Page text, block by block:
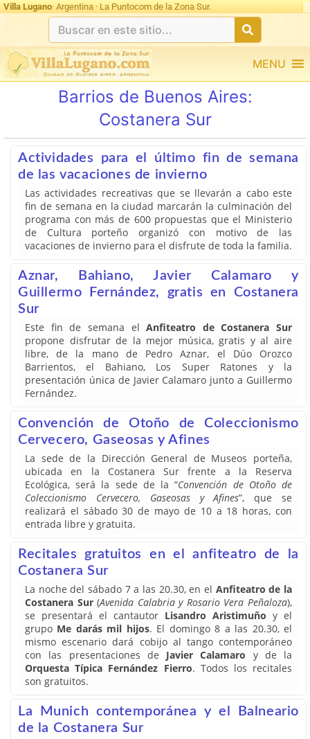
Villa Lugano· Argentina · La Puntocom de la Zona Sur.
MENU
Barrios de Buenos Aires:
Costanera Sur
Actividades para el último fin de semana
de las vacaciones de invierno
Las actividades recreativas que se llevarán a cabo este
fin de semana en la ciudad marcarán la culminación del
programa con más de 600 propuestas que el Ministerio
de Cultura porteño organizó con motivo de las
vacaciones de invierno para el disfrute de toda la familia.
Aznar, Bahiano, Javier Calamaro y
Guillermo Fernández, gratis en Costanera
Sur
Este fin de semana elAnfiteatro de Costanera Sur
propone disfrutar de la mejor música, gratis y al aire
libre, de la mano de Pedro Aznar, el Dúo Orozco
Barrientos, el Bahiano, Los Super Ratones y la
presentación única de Javier Calamaro junto a Guillermo
Fernández.
Convención de Otoño de Coleccionismo
Cervecero, Gaseosas y Afines
La sede de la Dirección General de Museos porteña,
ubicada en la Costanera Sur frente a la Reserva
Ecológica, será la sede de la “Convención de Otoño de
Coleccionismo Cervecero, Gaseosas y Afines”, que se
realizará el sábado 30 de mayo de 10 a 18 horas, con
entrada libre y gratuita.
Recitales gratuitos en el anfiteatro de la
Costanera Sur
La noche del sábado 7 a las 20.30, en el Anfiteatro de la
Costanera Sur(Avenida Calabria y Rosario Vera Peñaloza),
se presentará el cantautor Lisandro Aristimuño y el
grupo Me darás mil hijos. El domingo 8 a las 20.30, el
mismo escenario dará cobijo al tango contemporáneo
con las presentaciones de Javier Calamaro y de la
Orquesta Típica Fernández Fierro. Todos los recitales
son gratuitos.
La Munich contemporánea y el Balneario
de la Costanera Sur